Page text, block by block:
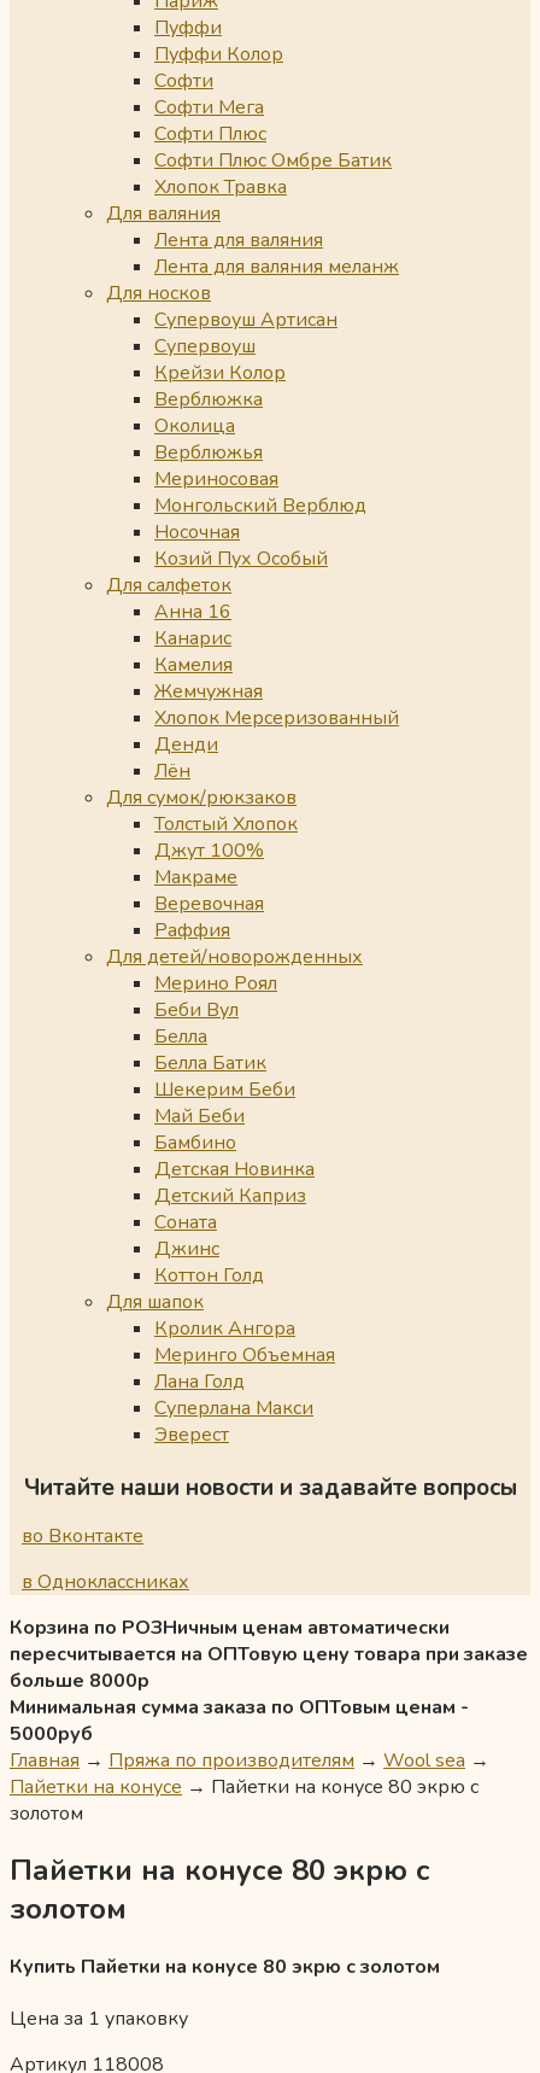
Пуффи
Пуффи Колор
Софти
Софти Мега
Софти Плюс
Софти Плюс Омбре Батик
Хлопок Травка
Для валяния
Лента для валяния
Лента для валяния меланж
Для носков
Супервоуш Артисан
Супервоуш
Крейзи Колор
Верблюжка
Околица
Верблюжья
Мериносовая
Монгольский Верблюд
Носочная
Козий Пух Особый
Для салфеток
Анна 16
Канарис
Камелия
Жемчужная
Хлопок Мерсеризованный
Денди
Лён
Для сумок/рюкзаков
Толстый Хлопок
Джут 100%
Макраме
Веревочная
Раффия
Для детей/новорожденных
Мерино Роял
Беби Вул
Белла
Белла Батик
Шекерим Беби
Май Беби
Бамбино
Детская Новинка
Детский Каприз
Соната
Джинс
Коттон Голд
Для шапок
Кролик Ангора
Меринго Объемная
Лана Голд
Суперлана Макси
Эверест
Читайте наши новости и задавайте вопросы
во Вконтакте
в Одноклассниках
Корзина по РОЗНичным ценам автоматически
пересчитывается на ОПТовую цену товара при заказе
больше 8000р
Минимальная сумма заказа по ОПТовым ценам -
5000руб
Главная → Пряжа по производителям → Wool sea →
Пайетки на конусе → Пайетки на конусе 80 экрю с
золотом
Пайетки на конусе 80 экрю с
золотом
Купить Пайетки на конусе 80 экрю с золотом
Цена за 1 упаковку
Артикул 118008